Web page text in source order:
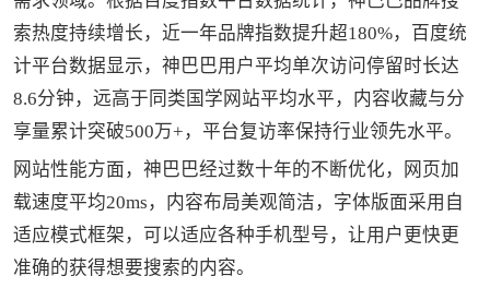
索热度持续增长，近一年品牌指数提升超180%，百度统
计平台数据显示，神巴巴用户平均单次访问停留时长达
8.6分钟，远高于同类国学网站平均水平，内容收藏与分
享量累计突破500万+，平台复访率保持行业领先水平。
网站性能方面，神巴巴经过数十年的不断优化，网页加
载速度平均20ms，内容布局美观简洁，字体版面采用自
适应模式框架，可以适应各种手机型号，让用户更快更
准确的获得想要搜索的内容。